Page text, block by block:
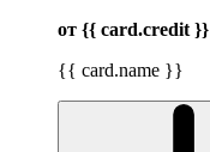
от {{ card.credit }}
{{ card.name }}